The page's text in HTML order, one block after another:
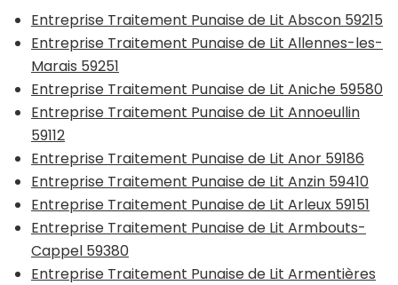
Entreprise Traitement Punaise de Lit Abscon 59215
Entreprise Traitement Punaise de Lit Allennes-les-
Marais 59251
Entreprise Traitement Punaise de Lit Aniche 59580
Entreprise Traitement Punaise de Lit Annoeullin
59112
Entreprise Traitement Punaise de Lit Anor 59186
Entreprise Traitement Punaise de Lit Anzin 59410
Entreprise Traitement Punaise de Lit Arleux 59151
Entreprise Traitement Punaise de Lit Armbouts-
Cappel 59380
Entreprise Traitement Punaise de Lit Armentières